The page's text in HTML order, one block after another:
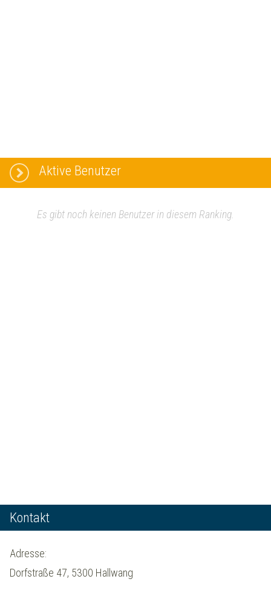
Aktive Benutzer
Es gibt noch keinen Benutzer in diesem Ranking.
Kontakt
Adresse:
Dorfstraße 47, 5300 Hallwang